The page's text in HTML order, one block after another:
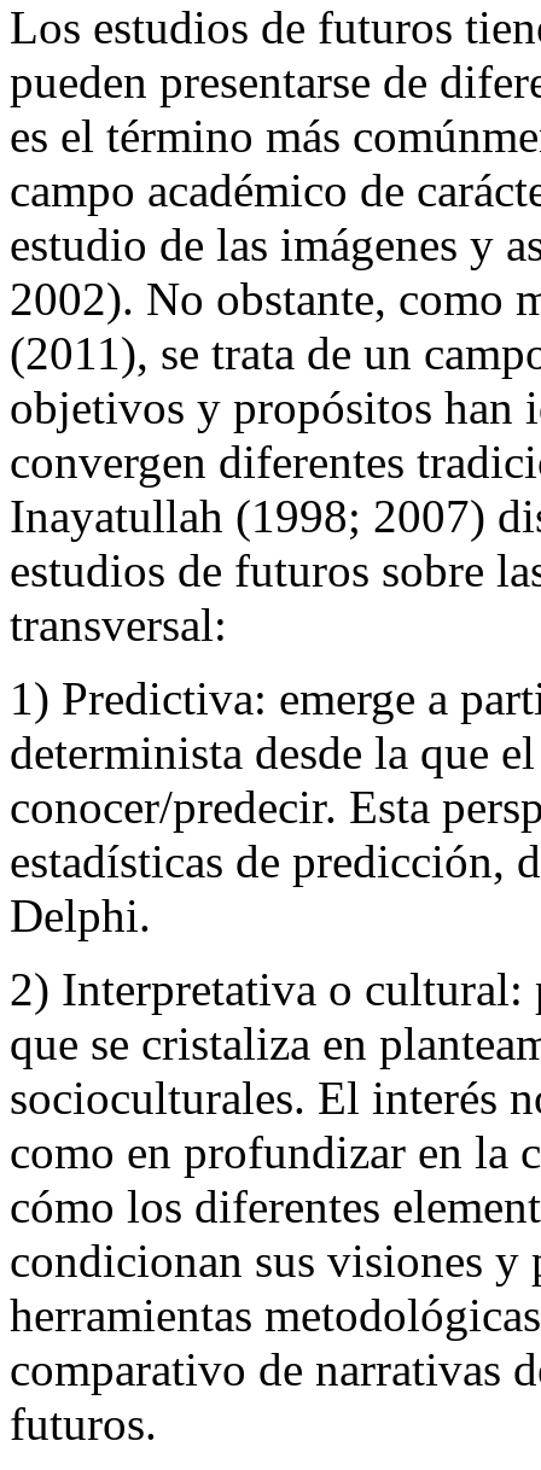
Los estudios de futuros
pueden presentarse de
es el término más
campo académico de
estudio de las imágenes y
2002). No obstante, como
(2011), se trata de un
objetivos y propósitos han
convergen diferentes
Inayatullah (1998; 2007)
estudios de futuros sobre
transversal:
1) Predictiva: emerge a
determinista desde la que
conocer/predecir. Esta
estadísticas de predicción,
Delphi.
2) Interpretativa o cultural:
que se cristaliza en
socioculturales. El interés
como en profundizar en la
cómo los diferentes
condicionan sus visiones
herramientas
comparativo de narrativas
futuros.